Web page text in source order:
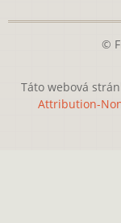
©
Táto webová
Attribution-